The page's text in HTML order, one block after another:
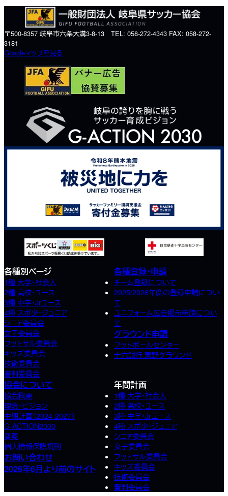
〒500-8357 岐阜市六条大溝3-8-13 TEL: 058-272-4343 FAX: 058-272-
3181
Googleマップを見る
各種別ページ
1種 大学・社会人
2種 高校･ユース
3種 中学･Jrユース
4種 スポ少･ジュニア
シニア委員会
女子委員会
フットサル委員会
キッズ委員会
技術委員会
審判委員会
各種登録・申請
チーム登録について
2025/2026年度の登録申請につい
て
ユニフォーム広告掲示申請につい
て
グラウンド申請
フットボールセンター
十六銀行 粟野グラウンド
協会について
協会概要
理念・ビジョン
中期計画（2024-2027）
G-ACTION2030
要覧
個人情報保護規則
お問い合わせ
2026年6月より前のサイト
年間計画
1種 大学・社会人
2種 高校･ユース
3種 中学･Jrユース
4種 スポ少･ジュニア
シニア委員会
女子委員会
フットサル委員会
キッズ委員会
技術委員会
審判委員会